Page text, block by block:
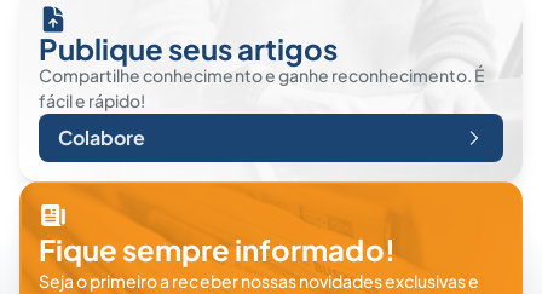
Publique seus artigos
Compartilhe conhecimento e ganhe reconhecimento. É
fácil e rápido!
Colabore
Fique sempre informado!
Seja o primeiro a receber nossas novidades exclusivas e